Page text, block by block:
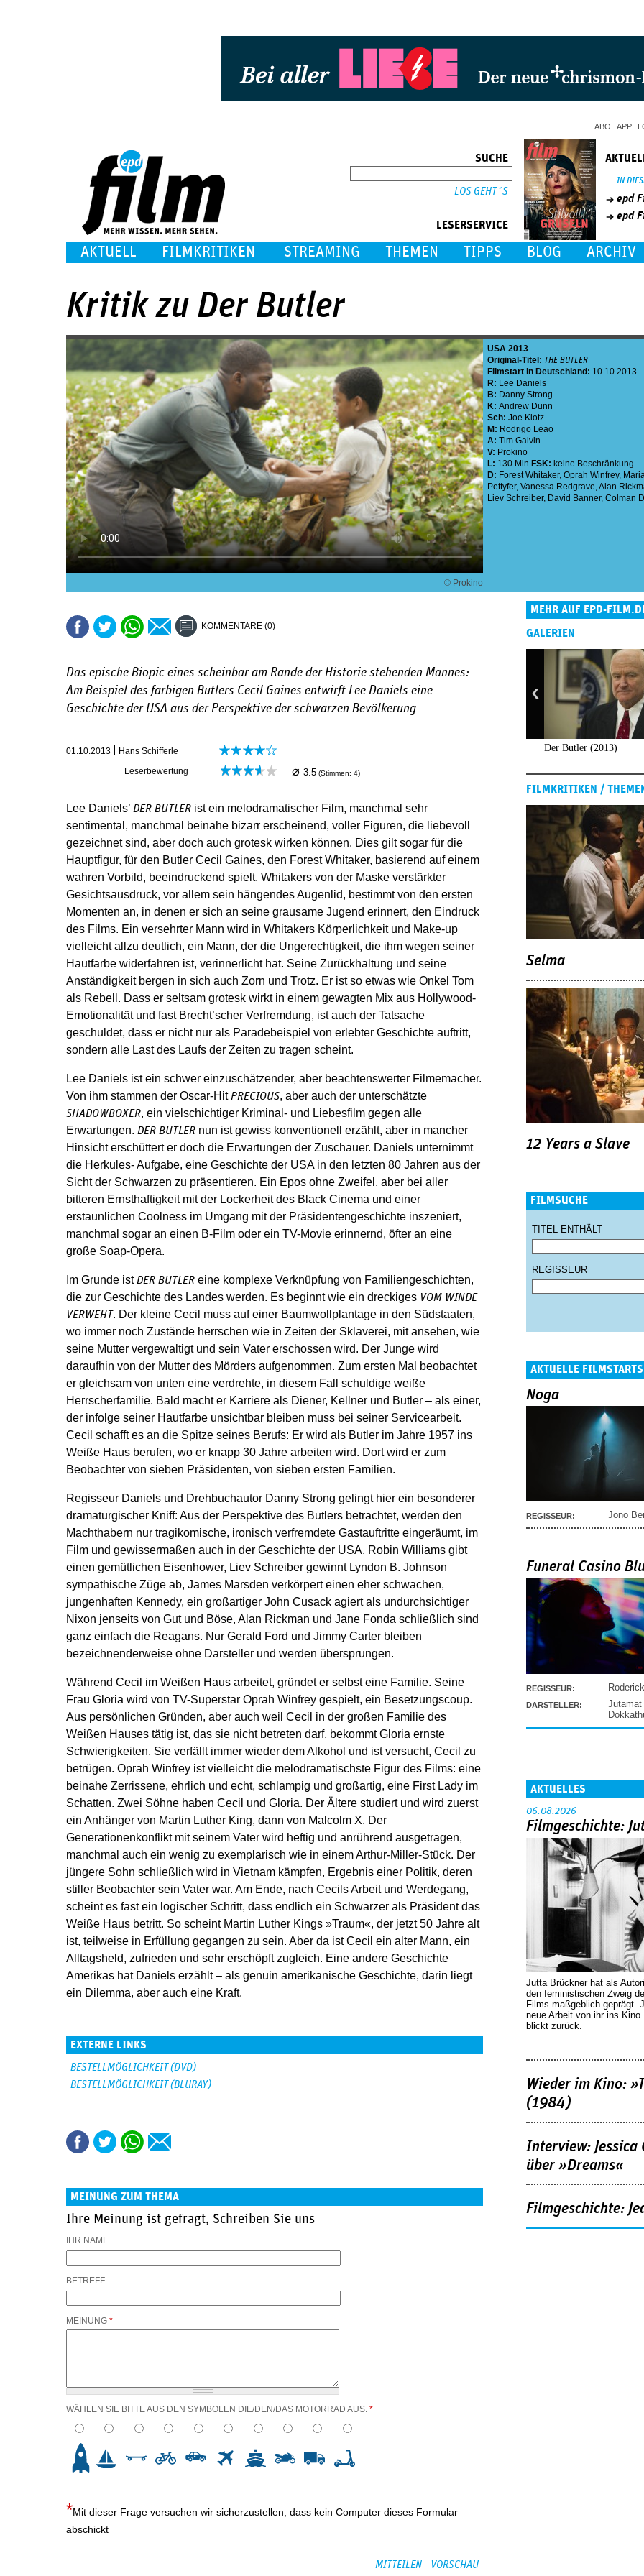
ABO APP
SUCHE
LESERSERVICE
IN
epd
epd
AKTUELL FILMKRITIKEN STREAMING THEMEN TIPPS BLOG ARCHIV
Kritik zu Der Butler
© Prokino
USA 2013
Original-Titel: THE BUTLER
Filmstart in Deutschland: 10.10.2013
R: Lee Daniels
B: Danny Strong
K: Andrew Dunn
Sch: Joe Klotz
M: Rodrigo Leao
A: Tim Galvin
V: Prokino
L: 130 Min FSK: keine Beschränkung
D: Forest Whitaker, Oprah Winfrey,
Pettyfer, Vanessa Redgrave,Alan
Liev Schreiber, David Banner, Colman
KOMMENTARE (0)
Das epische Biopic eines scheinbar am Rande der Historie stehenden Mannes:
Am Beispiel des farbigen Butlers Cecil Gaines entwirft Lee Daniels eine
Geschichte der USA aus der Perspektive der schwarzen Bevölkerung
01.10.2013
Hans Schifferle
Leserbewertung
⌀ 3.5 (Stimmen: 4)
Lee Daniels’ DER BUTLER ist ein melodramatischer Film, manchmal sehr
sentimental, manchmal beinahe bizarr erscheinend, voller Figuren, die liebevoll
gezeichnet sind, aber doch auch grotesk wirken können. Dies gilt sogar für die
Hauptfigur, für den Butler Cecil Gaines, den Forest Whitaker, basierend auf einem
wahren Vorbild, beeindruckend spielt. Whitakers von der Maske verstärkter
Gesichtsausdruck, vor allem sein hängendes Augenlid, bestimmt von den ersten
Momenten an, in denen er sich an seine grausame Jugend erinnert, den Eindruck
des Films. Ein versehrter Mann wird in Whitakers Körperlichkeit und Make-up
vielleicht allzu deutlich, ein Mann, der die Ungerechtigkeit, die ihm wegen seiner
Hautfarbe widerfahren ist, verinnerlicht hat. Seine Zurückhaltung und seine
Anständigkeit bergen in sich auch Zorn und Trotz. Er ist so etwas wie Onkel Tom
als Rebell. Dass er seltsam grotesk wirkt in einem gewagten Mix aus Hollywood-
Emotionalität und fast Brecht’scher Verfremdung, ist auch der Tatsache
geschuldet, dass er nicht nur als Paradebeispiel von erlebter Geschichte auftritt,
sondern alle Last des Laufs der Zeiten zu tragen scheint.
Lee Daniels ist ein schwer einzuschätzender, aber beachtenswerter Filmemacher.
Von ihm stammen der Oscar-Hit PRECIOUS, aber auch der unterschätzte
SHADOWBOXER, ein vielschichtiger Kriminal- und Liebesfilm gegen alle
Erwartungen. DER BUTLER nun ist gewiss konventionell erzählt, aber in mancher
Hinsicht erschüttert er doch die Erwartungen der Zuschauer. Daniels unternimmt
die Herkules- Aufgabe, eine Geschichte der USA in den letzten 80 Jahren aus der
Sicht der Schwarzen zu präsentieren. Ein Epos ohne Zweifel, aber bei aller
bitteren Ernsthaftigkeit mit der Lockerheit des Black Cinema und einer
erstaunlichen Coolness im Umgang mit der Präsidentengeschichte inszeniert,
manchmal sogar an einen B-Film oder ein TV-Movie erinnernd, öfter an eine
große Soap-Opera.
Im Grunde ist DER BUTLER eine komplexe Verknüpfung von Familiengeschichten,
die zur Geschichte des Landes werden. Es beginnt wie ein dreckiges VOM WINDE
VERWEHT. Der kleine Cecil muss auf einer Baumwollplantage in den Südstaaten,
wo immer noch Zustände herrschen wie in Zeiten der Sklaverei, mit ansehen, wie
seine Mutter vergewaltigt und sein Vater erschossen wird. Der Junge wird
daraufhin von der Mutter des Mörders aufgenommen. Zum ersten Mal beobachtet
er gleichsam von unten eine verdrehte, in diesem Fall schuldige weiße
Herrscherfamilie. Bald macht er Karriere als Diener, Kellner und Butler – als einer,
der infolge seiner Hautfarbe unsichtbar bleiben muss bei seiner Servicearbeit.
Cecil schafft es an die Spitze seines Berufs: Er wird als Butler im Jahre 1957 ins
Weiße Haus berufen, wo er knapp 30 Jahre arbeiten wird. Dort wird er zum
Beobachter von sieben Präsidenten, von sieben ersten Familien.
Regisseur Daniels und Drehbuchautor Danny Strong gelingt hier ein besonderer
dramaturgischer Kniff: Aus der Perspektive des Butlers betrachtet, werden den
Machthabern nur tragikomische, ironisch verfremdete Gastauftritte eingeräumt, im
Film und gewissermaßen auch in der Geschichte der USA. Robin Williams gibt
einen gemütlichen Eisenhower, Liev Schreiber gewinnt Lyndon B. Johnson
sympathische Züge ab, James Marsden verkörpert einen eher schwachen,
jungenhaften Kennedy, ein großartiger John Cusack agiert als undurchsichtiger
Nixon jenseits von Gut und Böse, Alan Rickman und Jane Fonda schließlich sind
ganz einfach die Reagans. Nur Gerald Ford und Jimmy Carter bleiben
bezeichnenderweise ohne Darsteller und werden übersprungen.
Während Cecil im Weißen Haus arbeitet, gründet er selbst eine Familie. Seine
Frau Gloria wird von TV-Superstar Oprah Winfrey gespielt, ein Besetzungscoup.
Aus persönlichen Gründen, aber auch weil Cecil in der großen Familie des
Weißen Hauses tätig ist, das sie nicht betreten darf, bekommt Gloria ernste
Schwierigkeiten. Sie verfällt immer wieder dem Alkohol und ist versucht, Cecil zu
betrügen. Oprah Winfrey ist vielleicht die melodramatischste Figur des Films: eine
beinahe Zerrissene, ehrlich und echt, schlampig und großartig, eine First Lady im
Schatten. Zwei Söhne haben Cecil und Gloria. Der Ältere studiert und wird zuerst
ein Anhänger von Martin Luther King, dann von Malcolm X. Der
Generationenkonflikt mit seinem Vater wird heftig und anrührend ausgetragen,
manchmal auch ein wenig zu exemplarisch wie in einem Arthur-Miller-Stück. Der
jüngere Sohn schließlich wird in Vietnam kämpfen, Ergebnis einer Politik, deren
stiller Beobachter sein Vater war. Am Ende, nach Cecils Arbeit und Werdegang,
scheint es fast ein logischer Schritt, dass endlich ein Schwarzer als Präsident das
Weiße Haus betritt. So scheint Martin Luther Kings »Traum«, der jetzt 50 Jahre alt
ist, teilweise in Erfüllung gegangen zu sein. Aber da ist Cecil ein alter Mann, ein
Alltagsheld, zufrieden und sehr erschöpft zugleich. Eine andere Geschichte
Amerikas hat Daniels erzählt – als genuin amerikanische Geschichte, darin liegt
ein Dilemma, aber auch eine Kraft.
EXTERNE LINKS
BESTELLMÖGLICHKEIT (DVD)
BESTELLMÖGLICHKEIT (BLURAY)
MEINUNG ZUM THEMA
Ihre Meinung ist gefragt, Schreiben Sie uns
IHR NAME
BETREFF
MEINUNG *
WÄHLEN SIE BITTE AUS DEN SYMBOLEN DIE/DEN/DAS MOTORRAD AUS. *
4
Mit dieser Frage versuchen wir sicherzustellen, dass kein Computer dieses Formular
abschickt
MEHR AUF EPD-
GALERIEN
Der Butler (2013)
FILMKRITIKEN /
Selma
12 Years a Slave
FILMSUCHE
TITEL ENTHÄLT
REGISSEUR
AKTUELLE FILMSTARTS
Noga
REGISSEUR: Jono
Funeral Casino
REGISSEUR:
DARSTELLER:
Jutamat
AKTUELLES
06.08.2026
Filmgeschichte:
Jutta Brückner hat als
den feministischen Zweig
Films maßgeblich geprägt.
neue Arbeit von ihr ins
blickt zurück.
Wieder im Kino:
(1984)
Interview: Jessica
über »Dreams«
Filmgeschichte: